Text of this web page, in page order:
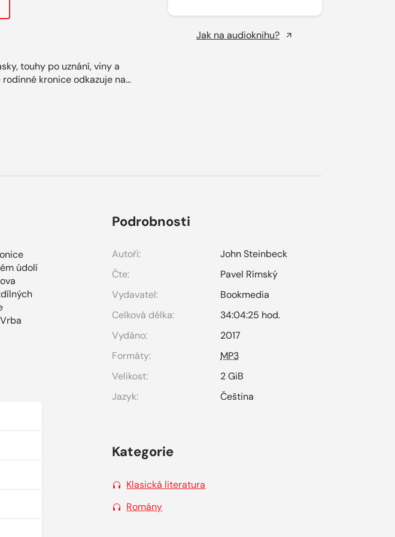
touhy po uznání, viny a
kronice odkazuje na...
Jak na audioknihu?
údolí
Podrobnosti
Autoři:
John Steinbeck
Čte:
Pavel Rímský
Vydavatel:
Bookmedia
Celková délka:
34:04:25 hod.
Vydáno:
2017
Formáty:
MP3
Velikost:
2 GiB
Jazyk:
Čeština
Kategorie
Klasická literatura
Romány